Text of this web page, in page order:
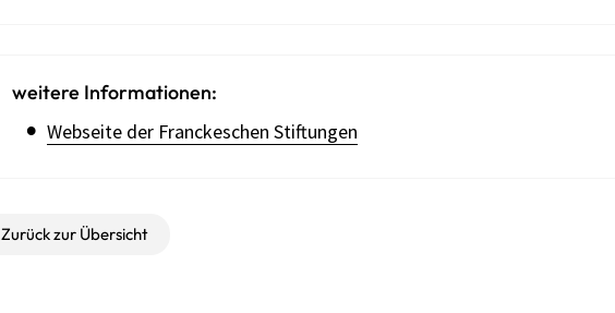
weitere Informationen:
Webseite der Franckeschen Stiftungen
Zurück zur Übersicht